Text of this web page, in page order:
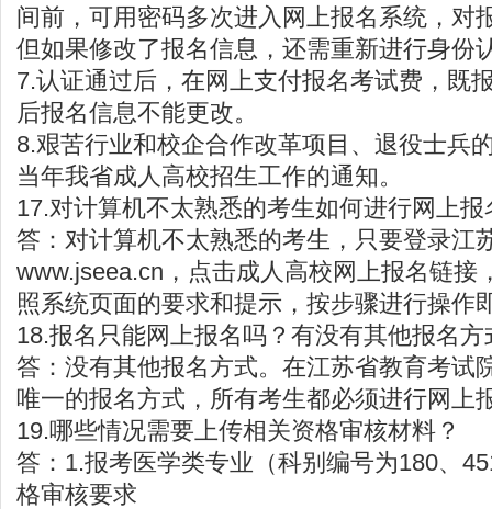
间前，可用密码多次进入网上报名系统，对
但如果修改了报名信息，还需重新进行身份
7.认证通过后，在网上支付报名考试费，既
后报名信息不能更改。
8.艰苦行业和校企合作改革项目、退役士兵
当年我省成人高校招生工作的通知。
17.对计算机不太熟悉的考生如何进行网上报
答：对计算机不太熟悉的考生，只要登录江
www.jseea.cn ，点击成人高校网上报名链接
照系统页面的要求和提示，按步骤进行操作
18.报名只能网上报名吗？有没有其他报名方
答：没有其他报名方式。在江苏省教育考试
唯一的报名方式，所有考生都必须进行网上
19.哪些情况需要上传相关资格审核材料？
答：1.报考医学类专业（科别编号为180、
格审核要求